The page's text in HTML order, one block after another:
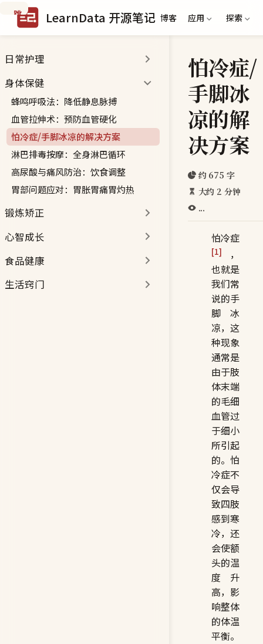
跳
到
主
内
容
LearnData 开源笔记 博客 应用 探索
日常护理
身体保健
蜂鸣呼吸法：降低静息脉搏
血管拉伸术：预防血管硬化
怕冷症/手脚冰凉的解决方案
淋巴排毒按摩：全身淋巴循环
高尿酸与痛风防治：饮食调整
胃部问题应对：胃胀胃痛胃灼热
锻炼矫正
心智成长
食品健康
生活窍门
怕冷症/
手脚冰
凉的解
决方案
约 675 字
大约 2 分钟
...
怕冷症
[1]
，
也就是
我们常
说的手
脚冰
凉，这
种现象
通常是
由于肢
体末端
的毛细
血管过
于细小
所引起
的。怕
冷症不
仅会导
致四肢
感到寒
冷，还
会使额
头的温
度升
高，影
响整体
的体温
平衡。